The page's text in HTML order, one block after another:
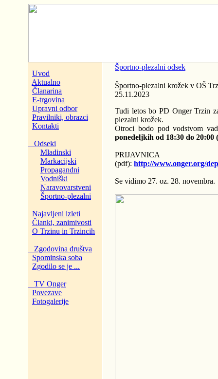
Uvod
Aktualno
Članarina
E-trgovina
Upravni odbor
Pravilniki, obrazci
Kontakti
Odseki
Mladinski
Markacijski
Propagandni
Vodniški
Naravovarstveni
Športno-plezalni
Najavljeni izleti
Članki, zanimivosti
O Trzinu in Trzincih
Zgodovina društva
Spominska soba
Zgodilo se je ...
TV Onger
Povezave
Fotogalerije
Športno-plezalni odsek
Športno-plezalni krožek v OŠ
25.11.2023
Tudi letos bo PD Onger Trzin
plezalni krožek.
Otroci bodo pod vodstvom
ponedeljkih od 18:30 do
PRIJAVNICA
(pdf): http://www.onger.org/
Se vidimo 27. oz. 28. novembra.